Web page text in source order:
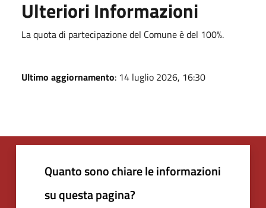
Ulteriori Informazioni
La quota di partecipazione del Comune è del 100%.
Ultimo aggiornamento: 14 luglio 2026, 16:30
Quanto sono chiare le informazioni
su questa pagina?